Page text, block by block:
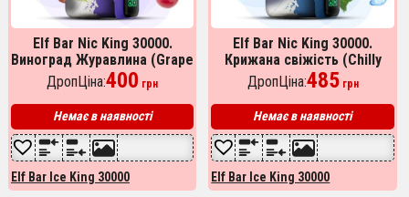
Elf Bar Nic King 30000.
Виноград Журавлина (Grape
Cranberry)
ДропЦіна:400 грн
Немає в наявності
Elf Bar Ice King 30000
Elf Bar Nic King 30000.
Крижана свіжість (Chilly
River)
ДропЦіна:485грн
Немає в наявності
Elf Bar Ice King 30000